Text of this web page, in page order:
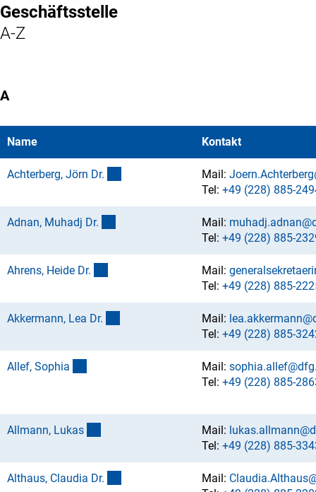
Geschäftsstelle
A-Z
A
Name Kontakt
Achterberg, Jörn Dr. Mail:
Tel: +49 (228) 885-249
Adnan, Muhadj Dr. Mail:
Tel: +49 (228) 885-232
Ahrens, Heide Dr. Mail:
Tel: +49 (228) 885-222
Akkermann, Lea Dr. Mail:
Tel: +49 (228) 885-324
Allef, Sophia Mail:
Tel: +49 (228) 885-286
Allmann, Lukas Mail:
Tel: +49 (228) 885-334
Althaus, Claudia Dr. Mail: